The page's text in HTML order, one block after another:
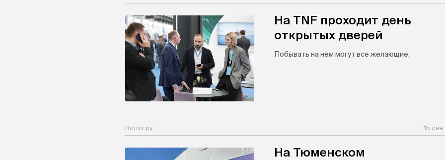
На TNF проходит день
открытых дверей
Побывать на нем могут все желающие.
Вслух.ру 15
На Тюменском